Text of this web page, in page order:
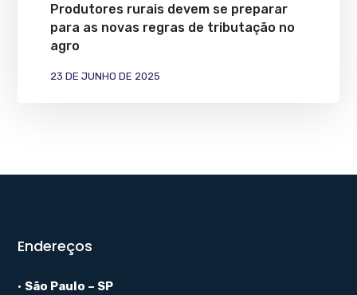
Produtores rurais devem se preparar
para as novas regras de tributação no
agro
23 DE JUNHO DE 2025
Endereços
• São Paulo – SP